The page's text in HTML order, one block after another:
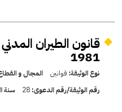
1981
نوع الوثيقة: قوانين المجال و
رقم الوثيقة/رقم الدعوى:28 سنة